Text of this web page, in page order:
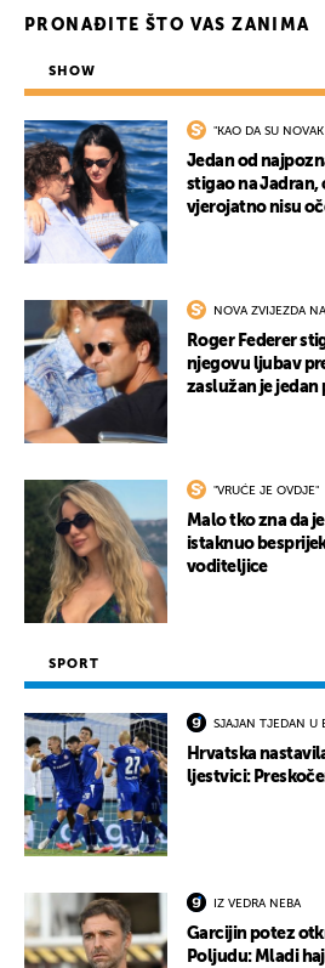
PRONAĐITE ŠTO VAS ZANIMA
SHOW
"KAO DA SU
Jedan od
stigao na Jadran,
vjerojatno nisu
NOVA ZVIJEZDA
Roger Federer
njegovu ljubav
zaslužan je
"VRUĆE JE OVDJE"
Malo tko zna da
istaknuo
voditeljice
SPORT
SJAJAN TJEDAN U
Hrvatska
ljestvici:
IZ VEDRA NEBA
Garcijin potez
Poljudu: Mladi